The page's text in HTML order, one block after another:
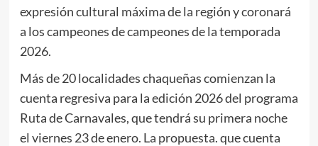
expresión cultural máxima de la región y coronará
a los campeones de campeones de la temporada
2026.
Más de 20 localidades chaqueñas comienzan la
cuenta regresiva para la edición 2026 del programa
Ruta de Carnavales, que tendrá su primera noche
el viernes 23 de enero. La propuesta. que cuenta